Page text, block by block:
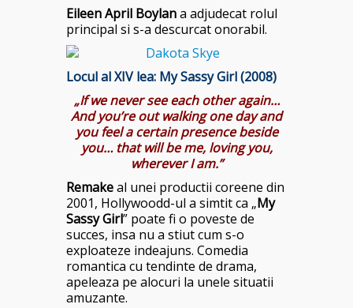
Eileen April Boylana adjudecat rolul
principal si s-a descurcat onorabil.
Locul al XIV lea: My Sassy Girl (2008)
„If we never see each other again…
And you’re out walking one day and
you feel a certain presence beside
you… that will be me, loving you,
wherever I am.”
Remakeal unei productii coreene din
2001, Hollywoodd-ul a simtit ca „My
Sassy Girl” poate fi o poveste de
succes, insa nu a stiut cum s-o
exploateze indeajuns. Comedia
romantica cu tendinte de drama,
apeleaza pe alocuri la unele situatii
amuzante.